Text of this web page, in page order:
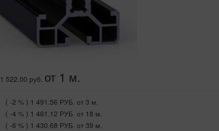
1 522.00 руб. от 1 м.
( -2 % ) 1 491.56 РУБ. от 3 м.
( -4 % ) 1 461.12 РУБ. от 18 м.
( -6 % ) 1 430.68 РУБ. от 39 м.